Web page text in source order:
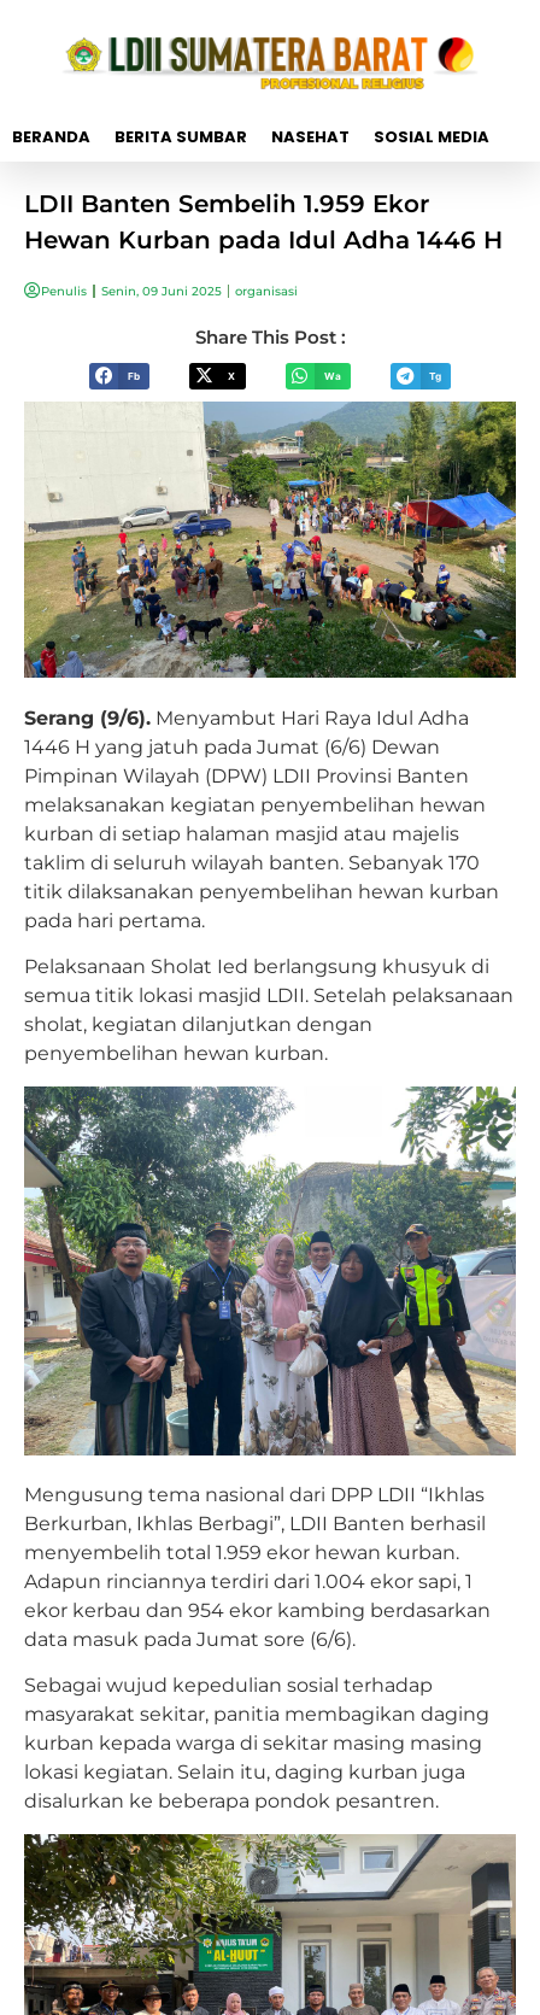
BERANDA BERITA SUMBAR NASEHAT SOSIAL MEDIA
LDII Banten Sembelih 1.959 Ekor
Hewan Kurban pada Idul Adha 1446 H
Penulis Senin, 09 Juni 2025 organisasi
Share This Post :
Fb X Wa Tg
Serang (9/6). Menyambut Hari Raya Idul Adha
1446 H yang jatuh pada Jumat (6/6) Dewan
Pimpinan Wilayah (DPW) LDII Provinsi Banten
melaksanakan kegiatan penyembelihan hewan
kurban di setiap halaman masjid atau majelis
taklim di seluruh wilayah banten. Sebanyak 170
titik dilaksanakan penyembelihan hewan kurban
pada hari pertama.
Pelaksanaan Sholat Ied berlangsung khusyuk di
semua titik lokasi masjid LDII. Setelah pelaksanaan
sholat, kegiatan dilanjutkan dengan
penyembelihan hewan kurban.
Mengusung tema nasional dari DPP LDII “Ikhlas
Berkurban, Ikhlas Berbagi”, LDII Banten berhasil
menyembelih total 1.959 ekor hewan kurban.
Adapun rinciannya terdiri dari 1.004 ekor sapi, 1
ekor kerbau dan 954 ekor kambing berdasarkan
data masuk pada Jumat sore (6/6).
Sebagai wujud kepedulian sosial terhadap
masyarakat sekitar, panitia membagikan daging
kurban kepada warga di sekitar masing masing
lokasi kegiatan. Selain itu, daging kurban juga
disalurkan ke beberapa pondok pesantren.